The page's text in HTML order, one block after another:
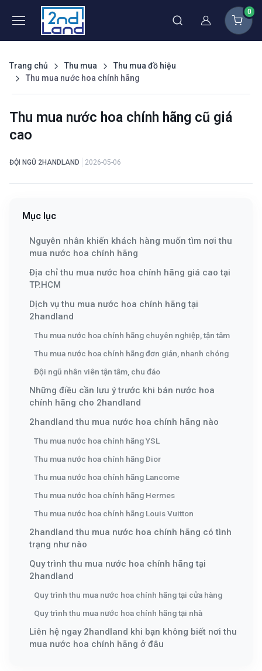
Thành viên
0
Trang chủ Thu mua
Thu mua đồ hiệu
Thu mua nước hoa chính hãng
Thu mua nước hoa chính hãng cũ giá
cao
ĐỘI NGŨ 2HANDLAND 2026-05-06
Mục lục
Nguyên nhân khiến khách hàng muốn tìm nơi thu
mua nước hoa chính hãng
Địa chỉ thu mua nước hoa chính hãng giá cao tại
TP.HCM
Dịch vụ thu mua nước hoa chính hãng tại
2handland
Thu mua nước hoa chính hãng chuyên nghiệp, tận tâm
Thu mua nước hoa chính hãng đơn giản, nhanh chóng
Đội ngũ nhân viên tận tâm, chu đáo
Những điều cần lưu ý trước khi bán nước hoa
chính hãng cho 2handland
2handland thu mua nước hoa chính hãng nào
Thu mua nước hoa chính hãng YSL
Thu mua nước hoa chính hãng Dior
Thu mua nước hoa chính hãng Lancome
Thu mua nước hoa chính hãng Hermes
Thu mua nước hoa chính hãng Louis Vuitton
2handland thu mua nước hoa chính hãng có tình
trạng như nào
Quy trình thu mua nước hoa chính hãng tại
2handland
Quy trình thu mua nước hoa chính hãng tại cửa hàng
Quy trình thu mua nước hoa chính hãng tại nhà
Liên hệ ngay 2handland khi bạn không biết nơi thu
mua nước hoa chính hãng ở đâu